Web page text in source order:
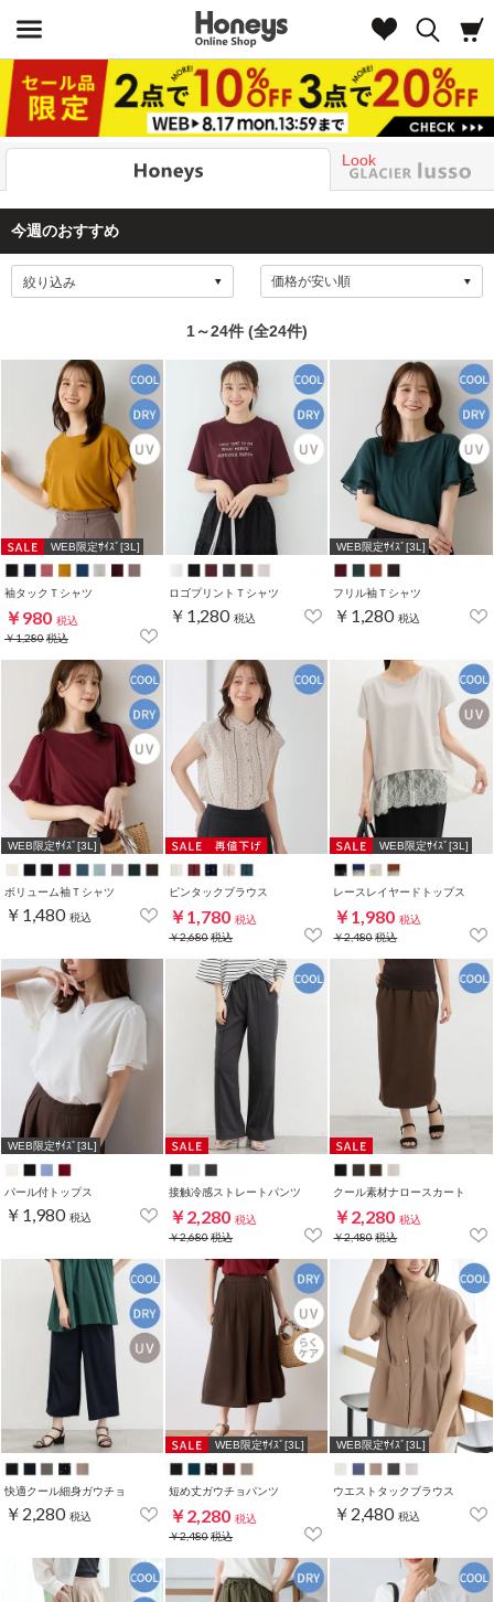
Look
今週のおすすめ
絞り込み
1～24件 (全24件)
WEB限定ｻｲｽﾞ[3L]
袖タックＴシャツ
￥980 税込
￥1,280税込
ロゴプリントＴシャツ
￥1,280 税込
WEB限定ｻｲｽﾞ[3L]
フリル袖Ｔシャツ
￥1,280 税込
WEB限定ｻｲｽﾞ[3L]
ボリューム袖Ｔシャツ
￥1,480 税込
ピンタックブラウス
￥1,780 税込
￥2,680税込
WEB限定ｻｲｽﾞ[3L]
レースレイヤードトップス
￥1,980 税込
￥2,480税込
WEB限定ｻｲｽﾞ[3L]
パール付トップス
￥1,980 税込
接触冷感ストレートパンツ
￥2,280 税込
￥2,680税込
クール素材ナロースカート
￥2,280 税込
￥2,480税込
快適クール細身ガウチョ
￥2,280 税込
WEB限定ｻｲｽﾞ[3L]
短め丈ガウチョパンツ
￥2,280 税込
￥2,480税込
WEB限定ｻｲｽﾞ[3L]
ウエストタックブラウス
￥2,480 税込